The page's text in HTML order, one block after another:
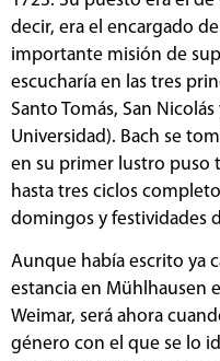
decir, era el encargado
importante misión de
escucharía en las tres
Santo Tomás, San
Universidad). Bach se
en su primer lustro puso
hasta tres ciclos
domingos y festividades
Aunque había escrito ya
estancia en Mühlhausen
Weimar, será ahora
género con el que se lo